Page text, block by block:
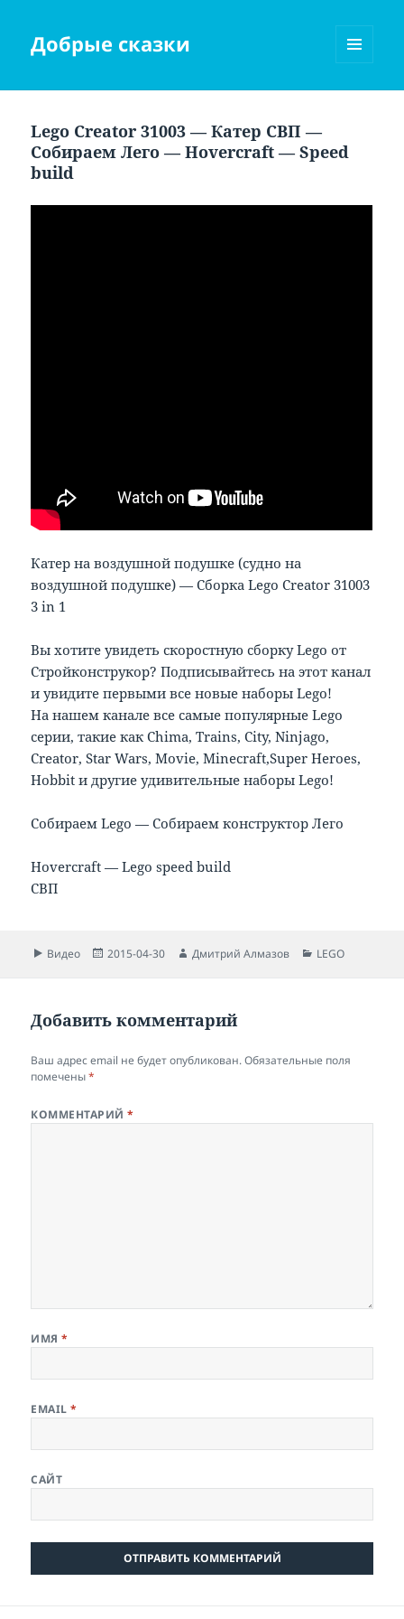
Добрые сказки
Lego Creator 31003 — Катер СВП —
Собираем Лего — Hovercraft — Speed
build
Катер на воздушной подушке (судно на
воздушной подушке) — Сборка Lego Creator 31003
3 in 1
Вы хотите увидеть скоростную сборку Lego от
Стройконструкор? Подписывайтесь на этот канал
и увидите первыми все новые наборы Lego!
На нашем канале все самые популярные Lego
серии, такие как Chima, Trains, City, Ninjago,
Creator, Star Wars, Movie, Minecraft,Super Heroes,
Hobbit и другие удивительные наборы Lego!
Собираем Lego — Собираем конструктор Лего
Hovercraft — Lego speed build
СВП
Формат
Видео Опубликовано
2015-04-30 Автор
Дмитрий Алмазов Рубрики
LEGO
Добавить комментарий
Ваш адрес email не будет опубликован. Обязательные поля
помечены*
КОММЕНТАРИЙ*
ИМЯ*
EMAIL*
САЙТ